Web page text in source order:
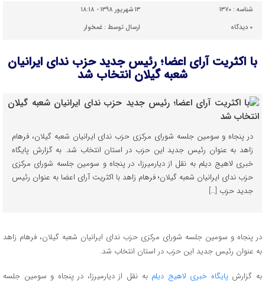
شناسه : ۱۳۷۰
۱۳ شهریور ۱۳۹۸ - ۱۸:۱۸
۰ دیدگاه ارسال توسط :غمخوار
با اکثریت آرای اعضا؛ رئیس جدید حزب ندای ایرانیان
شعبه گیلان انتخاب شد
در پنجاه و سومین جلسه شورای مرکزی حزب ندای ایرانیان شعبه گیلان، فرهام
زاهد به عنوان رئیس جدید این حزب در استان انتخاب شد. به گزارش پایگاه
خبری لاهیج دیلم به نقل از دیارمیرزا، در پنجاه و سومین جلسه شورای مرکزی
حزب ندای ایرانیان شعبه گیلان؛ فرهام زاهد با اکثریت آرای اعضا به عنوان رئیس
جدید حزب […]
در پنجاه و سومین جلسه شورای مرکزی حزب ندای ایرانیان شعبه گیلان، فرهام زاهد
به عنوان رئیس جدید این حزب در استان انتخاب شد.
به گزارشپایگاه خبری لاهیج دیلم به نقل از دیارمیرزا، در پنجاه و سومین جلسه